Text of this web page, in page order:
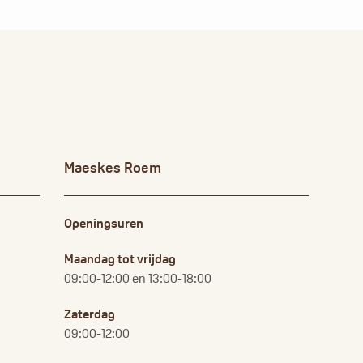
Maeskes Roem
Openingsuren
Maandag tot vrijdag
09:00-12:00 en 13:00-18:00
Zaterdag
09:00-12:00